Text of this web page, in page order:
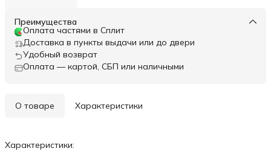
Преимущества
Оплата частями в Сплит
Доставка в пункты выдачи или до двери
Удобный возврат
Оплата — картой, СБП или наличными
О товаре Характеристики
Характеристики: